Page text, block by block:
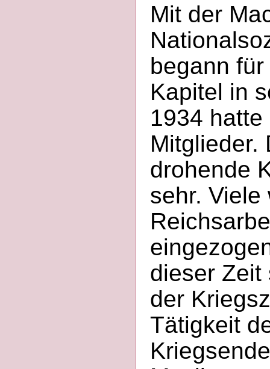
Mit der
begann
Kapitel in
1934
Mitglieder.
drohende
sehr. Viele
dieser Zeit
der
Tätigkeit